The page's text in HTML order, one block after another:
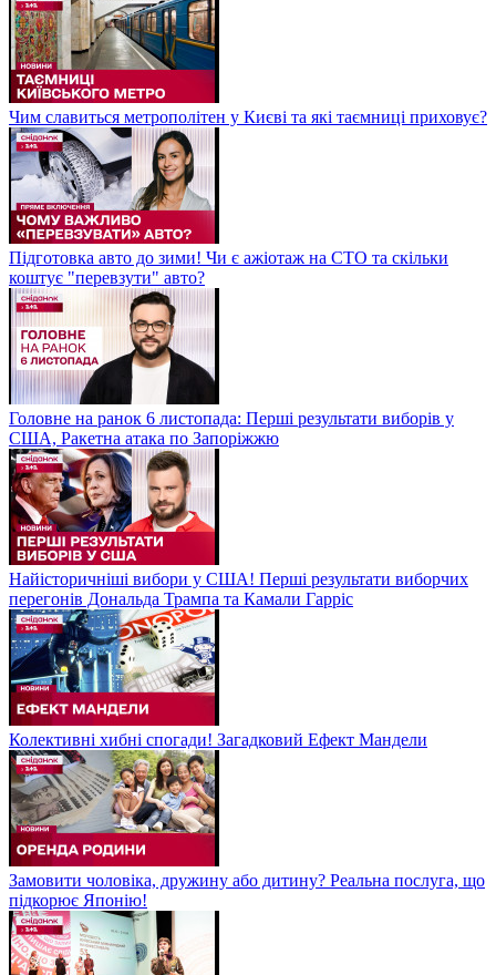
Чим славиться метрополітен у Києві та які таємниці приховує?
Підготовка авто до зими! Чи є ажіотаж на СТО та скільки
коштує "перевзути" авто?
Головне на ранок 6 листопада: Перші результати виборів у
США, Ракетна атака по Запоріжжю
Найісторичніші вибори у США! Перші результати виборчих
перегонів Дональда Трампа та Камали Гарріс
Колективні хибні спогади! Загадковий Ефект Мандели
Замовити чоловіка, дружину або дитину? Реальна послуга, що
підкорює Японію!